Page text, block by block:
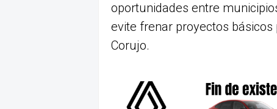
oportunidades entre
evite frenar proyectos básicos
Corujo.